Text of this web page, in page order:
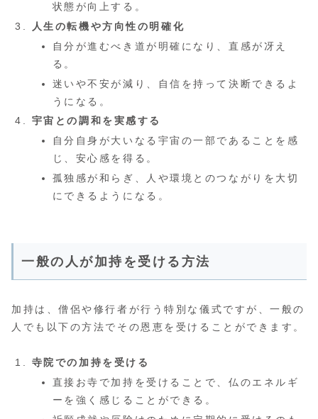
状態が向上する。
人生の転機や方向性の明確化
自分が進むべき道が明確になり、直感が冴え
る。
迷いや不安が減り、自信を持って決断できるよ
うになる。
宇宙との調和を実感する
自分自身が大いなる宇宙の一部であることを感
じ、安心感を得る。
孤独感が和らぎ、人や環境とのつながりを大切
にできるようになる。
一般の人が加持を受ける方法
加持は、僧侶や修行者が行う特別な儀式ですが、一般の
人でも以下の方法でその恩恵を受けることができます。
寺院での加持を受ける
直接お寺で加持を受けることで、仏のエネルギ
ーを強く感じることができる。